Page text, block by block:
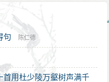
句 陈仁德
首用杜少陵万壑树声满千